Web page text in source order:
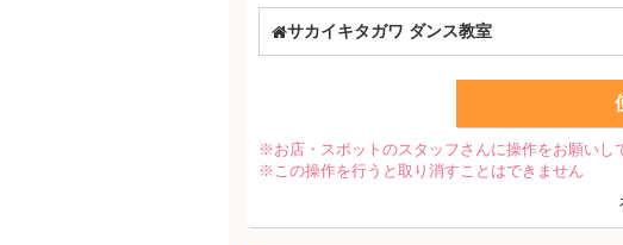
サカイキタガワ ダンス教室
※お店・スポットのスタッフさんに操作をお願いし
※この操作を行うと取り消すことはできません